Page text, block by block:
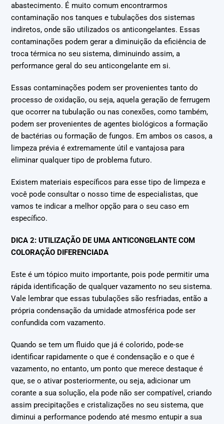
abastecimento. É muito comum encontrarmos
contaminação nos tanques e tubulações dos sistemas
indiretos, onde são utilizados os anticongelantes. Essas
contaminações podem gerar a diminuição da eficiência de
troca térmica no seu sistema, diminuindo assim, a
performance geral do seu anticongelante em si.
Essas contaminações podem ser provenientes tanto do
processo de oxidação, ou seja, aquela geração de ferrugem
que ocorrer na tubulação ou nas conexões, como também,
podem ser provenientes de agentes biológicos a formação
de bactérias ou formação de fungos. Em ambos os casos, a
limpeza prévia é extremamente útil e vantajosa para
eliminar qualquer tipo de problema futuro.
Existem materiais específicos para esse tipo de limpeza e
você pode consultar o nosso time de especialistas, que
vamos te indicar a melhor opção para o seu caso em
específico.
DICA 2: UTILIZAÇÃO DE UMA ANTICONGELANTE COM
COLORAÇÃO DIFERENCIADA
Este é um tópico muito importante, pois pode permitir uma
rápida identificação de qualquer vazamento no seu sistema.
Vale lembrar que essas tubulações são resfriadas, então a
própria condensação da umidade atmosférica pode ser
confundida com vazamento.
Quando se tem um fluido que já é colorido, pode-se
identificar rapidamente o que é condensação e o que é
vazamento, no entanto, um ponto que merece destaque é
que, se o ativar posteriormente, ou seja, adicionar um
corante a sua solução, ela pode não ser compatível, criando
assim precipitações e cristalizações no seu sistema, que
diminui a performance podendo até mesmo entupir a sua